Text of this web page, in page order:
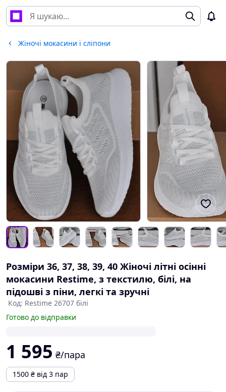
Жіночі мокасини і сліпони
Розміри 36, 37, 38, 39, 40 Жіночі літні осінні
мокасини Restime, з текстилю, білі, на
підошві з піни, легкі та зручні
Код: Restime 26707 білі
Готово до відправки
1 595 ₴/пара
1500 ₴ від 3 пар